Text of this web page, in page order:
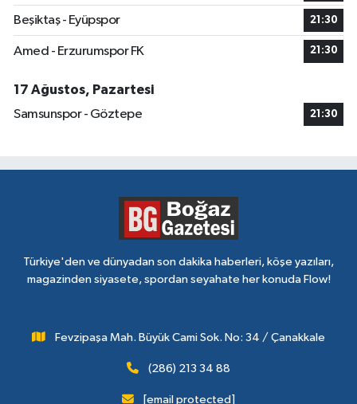
Beşiktaş - Eyüpspor 21:30
Amed - Erzurumspor FK 21:30
17 Ağustos, Pazartesi
Samsunspor - Göztepe
21:30
Türkiye'den ve dünyadan son dakika haberleri, köşe yazıları,
magazinden siyasete, spordan seyahate her konuda Flow!
Fevzipaşa Mah. Büyük Cami Sok. No: 34 / Çanakkale
(286) 213 34 88
[email protected]